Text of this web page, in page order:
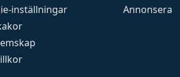
inställningar
Annonsera